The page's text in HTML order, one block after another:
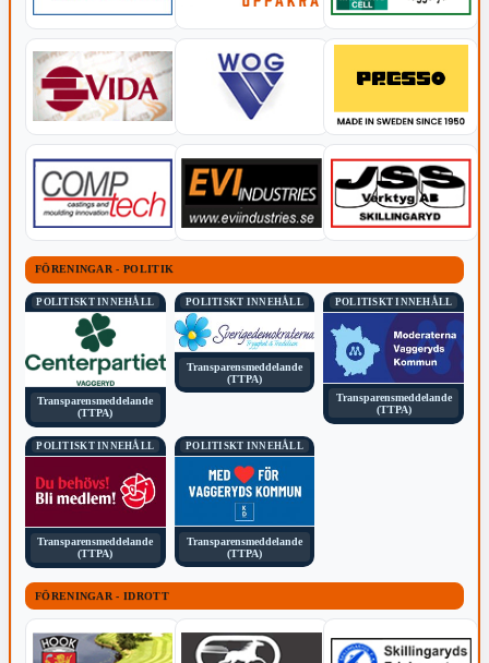
FÖRENINGAR - POLITIK
POLITISKT INNEHÅLL
Transparensmeddelande
(TTPA)
POLITISKT INNEHÅLL
Transparensmeddelande
(TTPA)
POLITISKT INNEHÅLL
Transparensmeddelande
(TTPA)
POLITISKT INNEHÅLL
Transparensmeddelande
(TTPA)
POLITISKT INNEHÅLL
Transparensmeddelande
(TTPA)
FÖRENINGAR - IDROTT